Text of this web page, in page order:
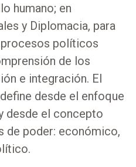
humano; en
y Diplomacia, para
políticos
de los
e integración. El
desde el enfoque
desde el concepto
de poder: económico,